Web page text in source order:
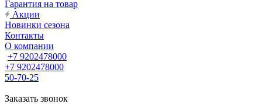
Гарантия на товар
Акции
Новинки сезона
Контакты
О компании
+7 9202478000
+7 9202478000
50-70-25
Заказать звонок